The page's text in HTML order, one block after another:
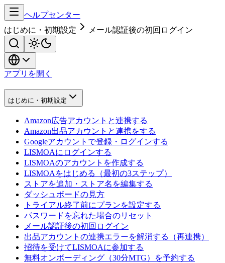
ヘルプセンター
はじめに・初期設定
メール認証後の初回ログイン
アプリを開く
はじめに・初期設定
Amazon広告アカウントと連携する
Amazon出品アカウントと連携をする
Googleアカウントで登録・ログインする
LISMOAにログインする
LISMOAのアカウントを作成する
LISMOAをはじめる（最初の3ステップ）
ストアを追加・ストア名を編集する
ダッシュボードの見方
トライアル終了前にプランを設定する
パスワードを忘れた場合のリセット
メール認証後の初回ログイン
出品アカウントの連携エラーを解消する（再連携）
招待を受けてLISMOAに参加する
無料オンボーディング（30分MTG）を予約する